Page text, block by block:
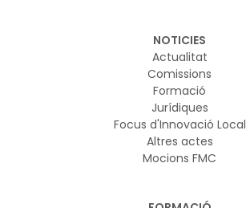
NOTICIES
Actualitat
Comissions
Formació
Jurídiques
Focus d'Innovació Local
Altres actes
Mocions FMC